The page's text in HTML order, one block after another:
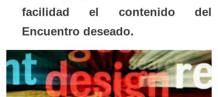
facilidad el contenido del
Encuentro deseado.